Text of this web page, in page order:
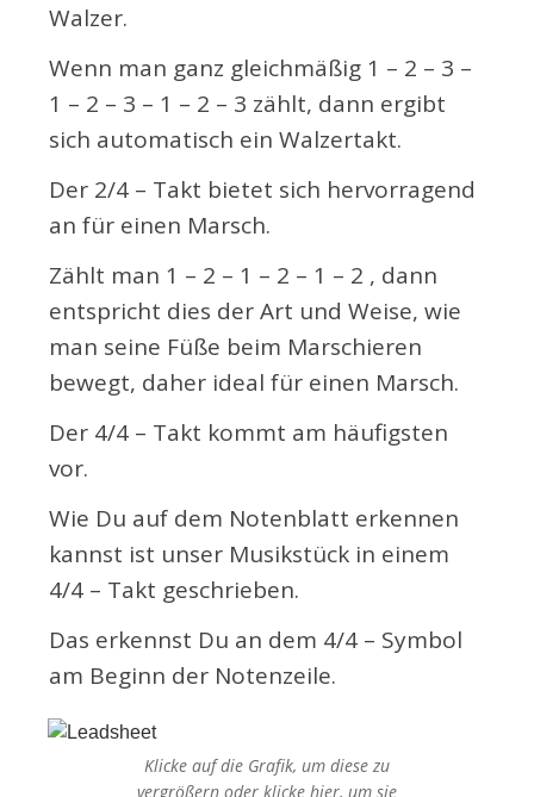
Walzer.
Wenn man ganz gleichmäßig 1 – 2 – 3 –
1 – 2 – 3 – 1 – 2 – 3 zählt, dann ergibt
sich automatisch ein Walzertakt.
Der 2/4 – Takt bietet sich hervorragend
an für einen Marsch.
Zählt man 1 – 2 – 1 – 2 – 1 – 2 , dann
entspricht dies der Art und Weise, wie
man seine Füße beim Marschieren
bewegt, daher ideal für einen Marsch.
Der 4/4 – Takt kommt am häufigsten
vor.
Wie Du auf dem Notenblatt erkennen
kannst ist unser Musikstück in einem
4/4 – Takt geschrieben.
Das erkennst Du an dem 4/4 – Symbol
am Beginn der Notenzeile.
Klicke auf die Grafik, um diese zu
vergrößern oder klicke hier, um sie